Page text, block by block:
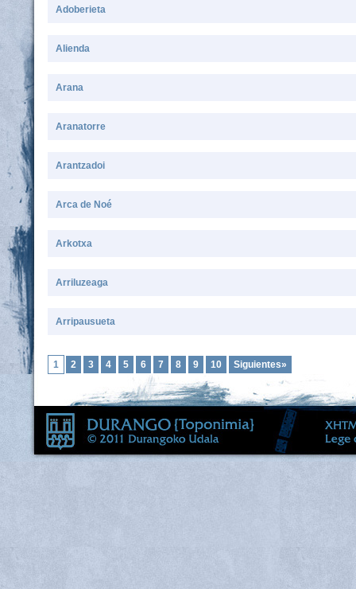
Adoberieta
Alienda
Arana
Aranatorre
Arantzadoi
Arca de Noé
Arkotxa
Arriluzeaga
Arripausueta
1 2 3 4 5 6 7 8 9 10 Siguientes»